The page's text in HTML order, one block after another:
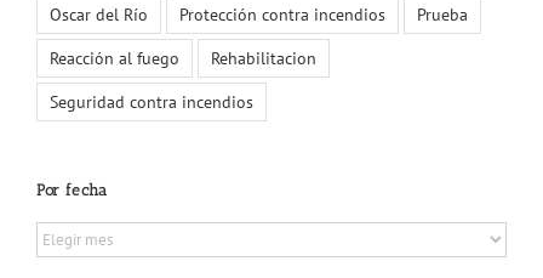
Oscar del Río
Protección contra incendios
Prueba
Reacción al fuego
Rehabilitacion
Seguridad contra incendios
Por fecha
Por
fecha